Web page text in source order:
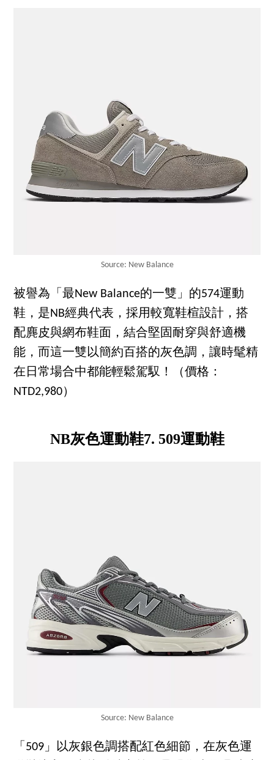
Source: New Balance
被譽為「最New Balance的一雙」的574運動
鞋，是NB經典代表，採用較寬鞋楦設計，搭
配麂皮與網布鞋面，結合堅固耐穿與舒適機
能，而這一雙以簡約百搭的灰色調，讓時髦精
在日常場合中都能輕鬆駕馭！（價格：
NTD2,980）
NB灰色運動鞋7. 509運動鞋
Source: New Balance
「509」以灰銀色調搭配紅色細節，在灰色運